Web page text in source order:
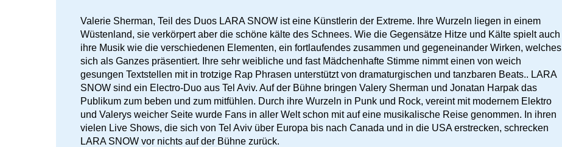
Valerie Sherman, Teil des Duos LARA SNOW ist eine Künstlerin der Extreme. Ihre Wurzeln liegen in einem
Wüstenland, sie verkörpert aber die schöne kälte des Schnees. Wie die Gegensätze Hitze und Kälte spielt auch
ihre Musik wie die verschiedenen Elementen, ein fortlaufendes zusammen und gegeneinander Wirken, welches
sich als Ganzes präsentiert. Ihre sehr weibliche und fast Mädchenhafte Stimme nimmt einen von weich
gesungen Textstellen mit in trotzige Rap Phrasen unterstützt von dramaturgischen und tanzbaren Beats.. LARA
SNOW sind ein Electro-Duo aus Tel Aviv. Auf der Bühne bringen Valery Sherman und Jonatan Harpak das
Publikum zum beben und zum mitfühlen. Durch ihre Wurzeln in Punk und Rock, vereint mit modernem Elektro
und Valerys weicher Seite wurde Fans in aller Welt schon mit auf eine musikalische Reise genommen. In ihren
vielen Live Shows, die sich von Tel Aviv über Europa bis nach Canada und in die USA erstrecken, schrecken
LARA SNOW vor nichts auf der Bühne zurück.